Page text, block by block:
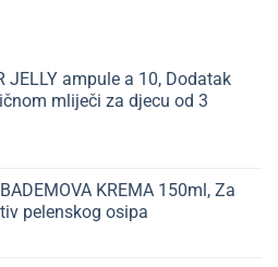
JELLY ampule a 10, Dodatak
mliječi za djecu od 3
KREMA 150ml, Za
pelenskog osipa